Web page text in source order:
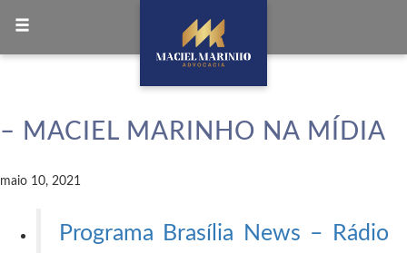
Toggle
– MACIEL MARINHO NA MÍDIA
maio 10, 2021
Programa Brasília News – Rádio